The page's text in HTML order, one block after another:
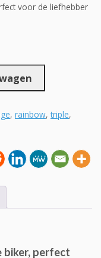
voor de liefhebber
, rainbow,triple,
perfect